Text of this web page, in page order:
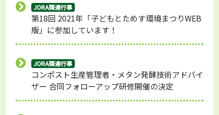
JORA関連行事
第18回 2021年「子どもとためす環境まつりWEB
版」に参加しています！
JORA関連行事
コンポスト生産管理者・メタン発酵技術アドバイ
ザー 合同フォローアップ研修開催の決定